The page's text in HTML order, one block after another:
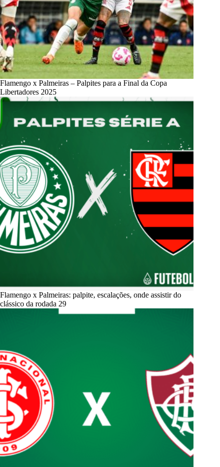
Flamengo x Palmeiras – Palpites para a Final da Copa
Libertadores 2025
Flamengo x Palmeiras: palpite, escalações, onde assistir do
clássico da rodada 29